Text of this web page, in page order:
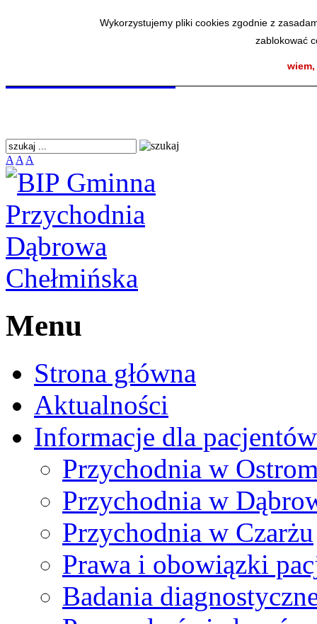
Wykorzystujemy pliki cookies zgodnie z
zablokować
BIP Gminna
A A A
Menu
Strona główna
Aktualności
Informacje dla pacjentów
Przychodnia w
Przychodnia w
Przychodnia w Czarżu
Prawa i obowiązki
Badania